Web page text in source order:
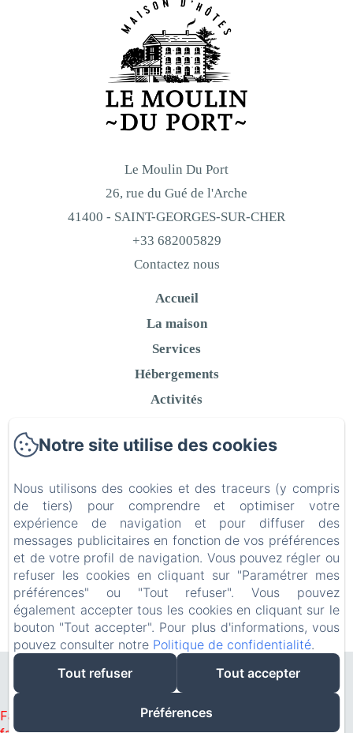
Le Moulin Du Port
26, rue du Gué de l'Arche
41400 - SAINT-GEORGES-SUR-CHER
+33 682005829
Contactez nous
Accueil
La maison
Services
Hébergements
Activités
Politique de confidentialité
Informations sur les cookies
EN FR
Créé par Amenitiz
Failed to load BookingEngine/index: Loading chunk 93
Notre site utilise des cookies
Nous utilisons des cookies et des traceurs (y compris
de tiers) pour comprendre et optimiser votre
expérience de navigation et pour diffuser des
messages publicitaires en fonction de vos préférences
et de votre profil de navigation. Vous pouvez régler ou
refuser les cookies en cliquant sur "Paramétrer mes
préférences" ou "Tout refuser". Vous pouvez
également accepter tous les cookies en cliquant sur le
bouton "Tout accepter". Pour plus d'informations, vous
pouvez consulter notre Politique de confidentialité.
Tout refuser
Tout accepter
Préférences